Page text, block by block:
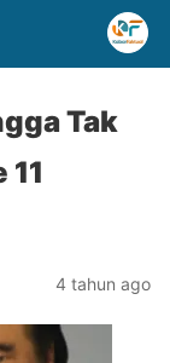
Tak
11
4 tahun ago